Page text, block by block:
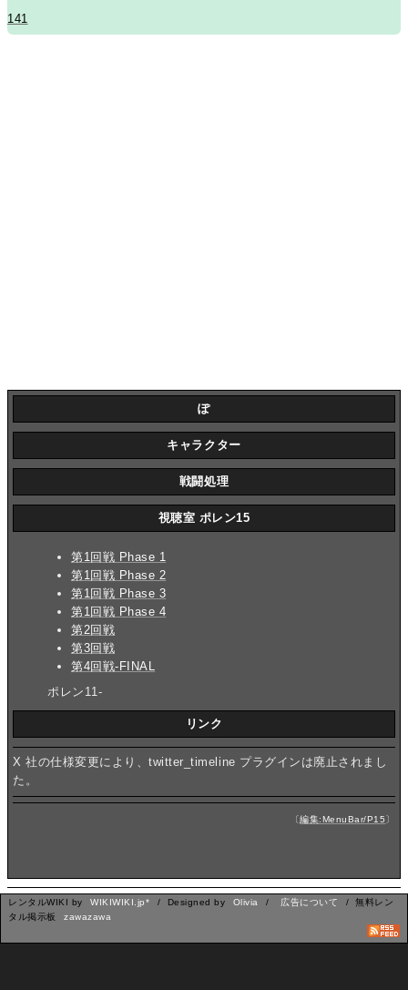
141
ぽ
キャラクター
戦闘処理
視聴室 ポレン15
第1回戦 Phase 1
第1回戦 Phase 2
第1回戦 Phase 3
第1回戦 Phase 4
第2回戦
第3回戦
第4回戦-FINAL
ポレン11-
リンク
X 社の仕様変更により、twitter_timeline プラグインは廃止されまし
た。
〔編集:MenuBar/P15〕
レンタルWIKI by WIKIWIKI.jp* / Designed by Olivia / 広告について
/ 無料レン
タル掲示板
zawazawa